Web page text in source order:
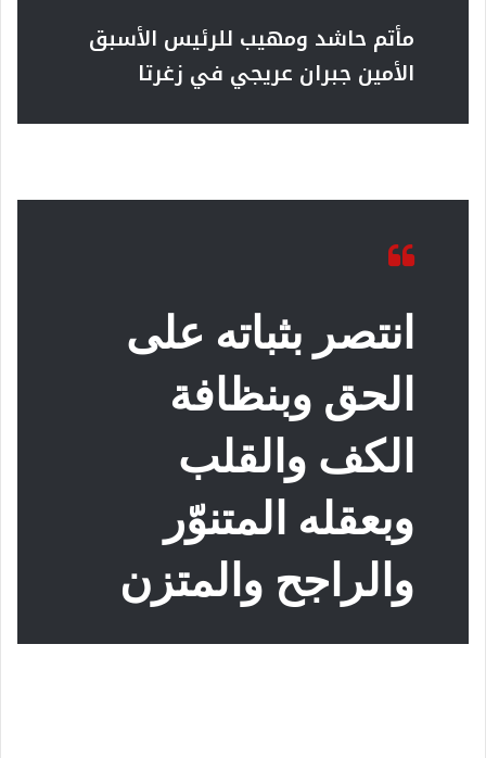
مأتم حاشد ومهيب للرئيس الأسبق
الأمين جبران عريجي في زغرتا
انتصر بثباته على
الحق وبنظافة
الكف والقلب
وبعقله المتنوّر
والراجح والمتزن